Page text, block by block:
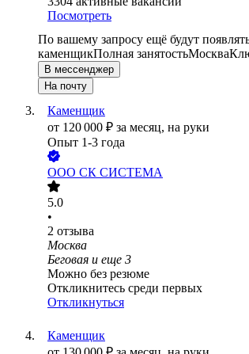
Посмотреть
По вашему запросу ещё будут
каменщикПолная занятостьМосква
В мессенджер
На почту
Каменщик
от 120 000 ₽ за месяц, на руки
Опыт 1-3 года
ООО СК СИСТЕМА
5.0
•
2 отзыва
Москва
Беговая и еще 3
Можно без резюме
Откликнитесь среди первых
Откликнуться
Каменщик